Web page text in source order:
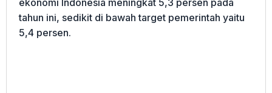
ekonomi Indonesia meningkat 5,3 persen pada
tahun ini, sedikit di bawah target pemerintah yaitu
5,4 persen.